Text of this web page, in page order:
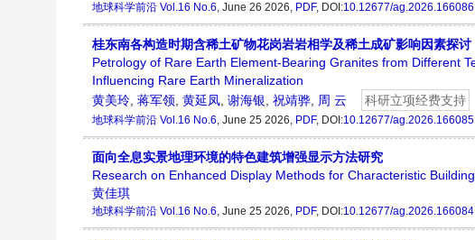
地球科学前沿 Vol.16 No.6, June 26 2026, PDF, DOI:10.12677/ag.2026.166086
桂东南各构造时期含稀土矿物花岗岩岩相学及稀土成矿影响因素探讨
Petrology of Rare Earth Element-Bearing Granites from Different
Influencing Rare Earth Mineralization
黄美玲, 蒋军领, 黄延凤, 谢海银, 祝靖骅, 周 云 科研立项经费支持
地球科学前沿 Vol.16 No.6, June 25 2026, PDF, DOI:10.12677/ag.2026.166085
面向全息实景地理环境的特色建筑增强显示方法研究
Research on Enhanced Display Methods for Characteristic
黄佳琪
地球科学前沿 Vol.16 No.6, June 25 2026, PDF, DOI:10.12677/ag.2026.166084